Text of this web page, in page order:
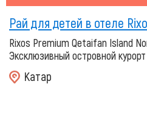
Рай для детей в отеле
Rixos Premium Qetaifan Island
Эксклюзивный островной
Катар